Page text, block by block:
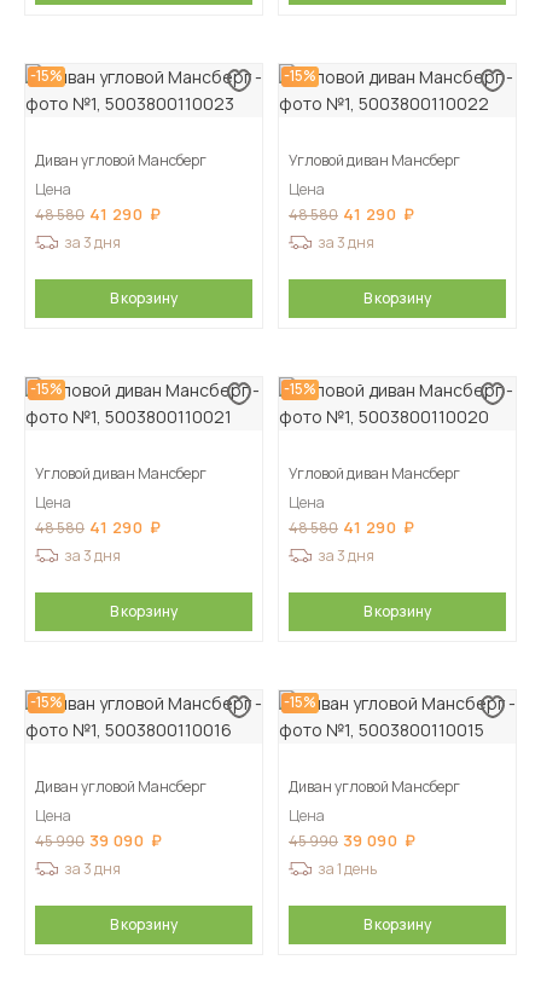
-15%
Диван угловой Мансберг
Цена
48 580 41 290
за 3 дня
В корзину
-15%
Угловой диван Мансберг
Цена
48 580 41 290
за 3 дня
В корзину
-15%
Угловой диван Мансберг
Цена
48 580 41 290
за 3 дня
В корзину
-15%
Угловой диван Мансберг
Цена
48 580 41 290
за 3 дня
В корзину
-15%
Диван угловой Мансберг
Цена
45 990 39 090
за 3 дня
В корзину
-15%
Диван угловой Мансберг
Цена
45 990 39 090
за 1 день
В корзину